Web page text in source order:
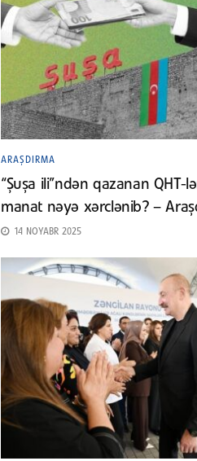
ARAŞDIRMA
“Şuşa ili”ndən qazanan QHT-
manat nəyə xərclənib? –
14 NOYABR 2025